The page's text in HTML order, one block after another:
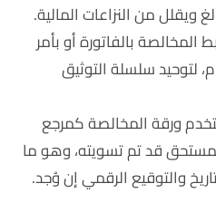
ويقلل من النزاعات المالية.
المخالصة بالفاتورة أو بأمر
لتوحيد سلسلة التوثيق
ورقة المخالصة كمرجع
قد تم تسويته، وهو ما
والتوقيع الرقمي إن وُجد.